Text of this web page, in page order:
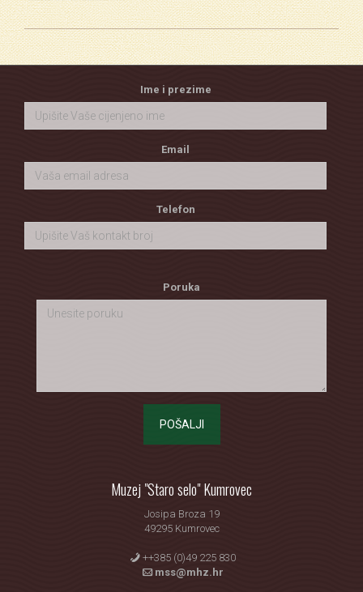
Ime i prezime
Email
Telefon
Poruka
POŠALJI
Muzej "Staro selo" Kumrovec
Josipa Broza 19
49295 Kumrovec
++385 (0)49 225 830
mss@mhz.hr